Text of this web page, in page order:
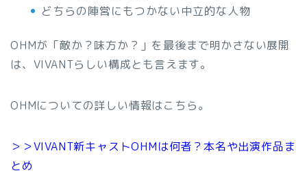
どちらの陣営にもつかない中立的な人物
OHMが「敵か？味方か？」を最後まで明かさない展開
は、VIVANTらしい構成とも言えます。
OHMについての詳しい情報はこちら。
＞＞VIVANT新キャストOHMは何者？本名や出演作品ま
とめ